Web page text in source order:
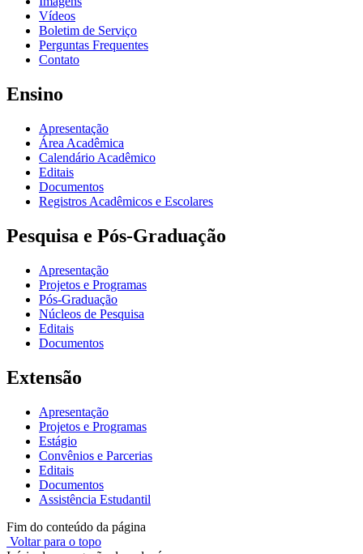
Vídeos
Boletim de Serviço
Perguntas Frequentes
Contato
Ensino
Apresentação
Área Acadêmica
Calendário Acadêmico
Editais
Documentos
Registros Acadêmicos e Escolares
Pesquisa e Pós-Graduação
Apresentação
Projetos e Programas
Pós-Graduação
Núcleos de Pesquisa
Editais
Documentos
Extensão
Apresentação
Projetos e Programas
Estágio
Convênios e Parcerias
Editais
Documentos
Assistência Estudantil
Fim do conteúdo da página
Voltar para o topo